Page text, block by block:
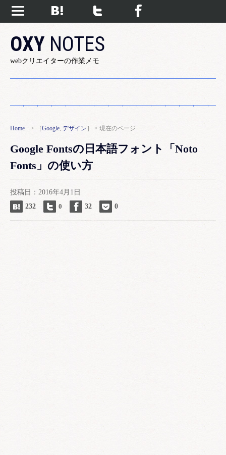
OXY NOTES
webクリエイターの作業メモ
Home > ［Google, デザイン ］ > 現在のページ
Google Fontsの日本語フォント「Noto
Fonts」の使い方
投稿日：2016年4月1日
232
0 32 0